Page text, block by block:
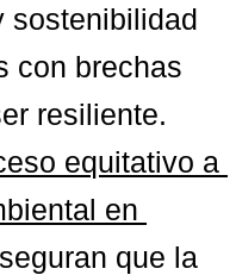
sostenibilidad
con brechas
equitativo a
en
que la